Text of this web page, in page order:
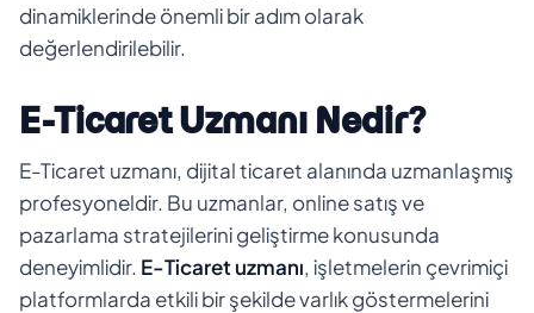
dinamiklerinde önemli bir adım olarak
değerlendirilebilir.
E-Ticaret Uzmanı Nedir?
E-Ticaret uzmanı, dijital ticaret alanında uzmanlaşmış
profesyoneldir. Bu uzmanlar, online satış ve
pazarlama stratejilerini geliştirme konusunda
deneyimlidir. E-Ticaret uzmanı, işletmelerin çevrimiçi
platformlarda etkili bir şekilde varlık göstermelerini